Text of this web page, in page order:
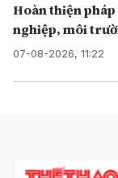
Hoàn thiện
nghiệp, môi
07-08-2026, 11:22